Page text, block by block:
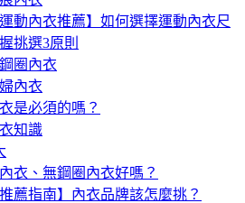
運動內衣推薦】如何選擇運動內衣尺
挑選3原則
圈內衣
內衣
是必須的嗎？
知識
衣、無鋼圈內衣好嗎？
推薦指南】內衣品牌該怎麼挑？